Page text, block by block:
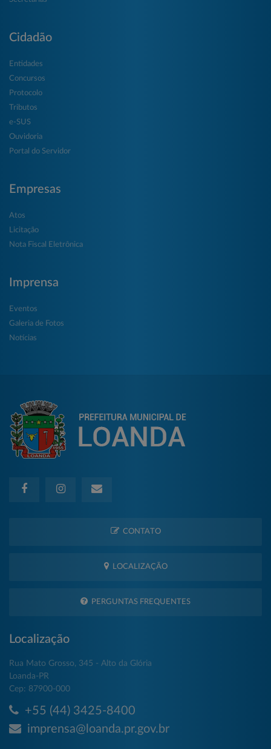
Cidadão
Entidades
Concursos
Protocolo
Tributos
e-SUS
Ouvidoria
Portal do Servidor
Empresas
Atos
Licitação
Nota Fiscal Eletrônica
Imprensa
Eventos
Galeria de Fotos
Notícias
CONTATO
LOCALIZAÇÃO
PERGUNTAS FREQUENTES
Localização
Rua Mato Grosso, 345 - Alto da Glória
Loanda-PR
Cep: 87900-000
+55 (44) 3425-8400
imprensa@loanda.pr.gov.br